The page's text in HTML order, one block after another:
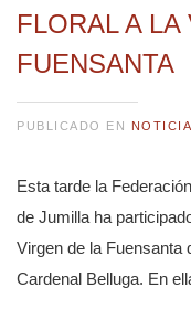
FLORAL A
FUENSANTA
PUBLICADO EN
Esta tarde la
de Jumilla ha
Virgen de la Fuensanta
Cardenal Belluga. En